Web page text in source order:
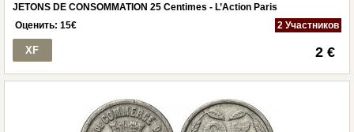
JETONS DE CONSOMMATION 25 Centimes - L’Action Paris
Оценить: 15€ 2 Участников
XF 2 €